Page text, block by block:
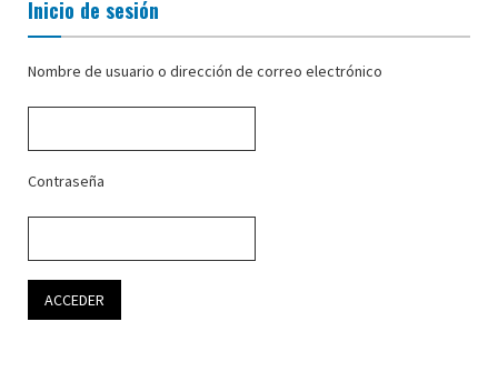
Inicio de sesión
Nombre de usuario o dirección de correo electrónico
Contraseña